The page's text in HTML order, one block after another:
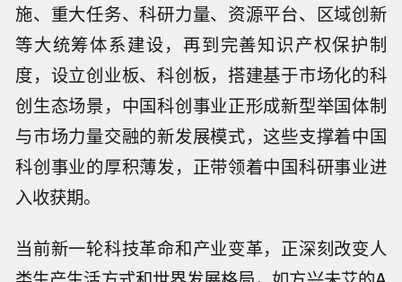
施、重大任务、科研力量、资源平台、区域创新
等大统筹体系建设，再到完善知识产权保护制
度，设立创业板、科创板，搭建基于市场化的科
创生态场景，中国科创事业正形成新型举国体制
与市场力量交融的新发展模式，这些支撑着中国
科创事业的厚积薄发，正带领着中国科研事业进
入收获期。
当前新一轮科技革命和产业变革，正深刻改变人